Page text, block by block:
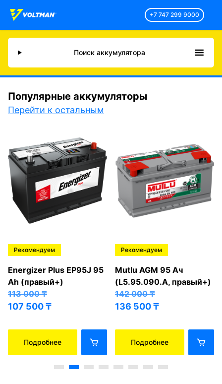
+7 747 299 9000
Поиск аккумулятора
Популярные аккумуляторы
Перейти к остальным
Рекомендуем
Energizer Plus EP95J 95
Ah (правый+)
113 000₸
107 500₸
Подробнее
Рекомендуем
Mutlu AGM 95 Ач
(L5.95.090.A, правый+)
142 000₸
136 500₸
Подробнее